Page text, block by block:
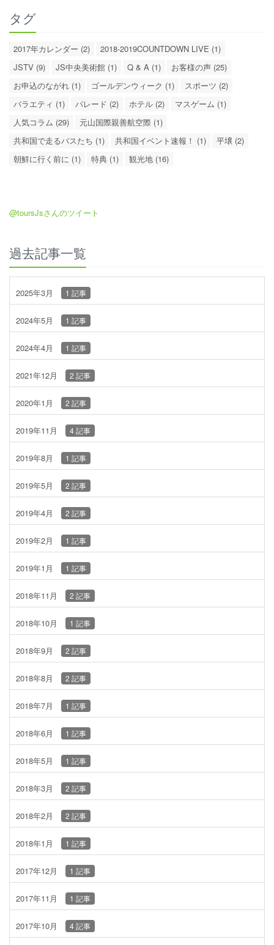
タグ
2017年カレンダー (2)
2018-2019COUNTDOWN LIVE (1)
JSTV (9)
JS中央美術館 (1) Q & A (1)
お客様の声 (25)
お申込のながれ (1)
ゴールデンウィーク (1)
スポーツ (2)
バラエティ (1)
パレード (2) ホテル (2)
マスゲーム (1)
人気コラム (29)
元山国際親善航空際 (1)
共和国で走るバスたち (1)
共和国イベント速報！ (1)
平壌 (2)
朝鮮に行く前に (1)
特典 (1) 観光地 (16)
@toursJsさんのツイート
過去記事一覧
2025年3月 1 記事
2024年5月 1 記事
2024年4月 1 記事
2021年12月 2 記事
2020年1月 2 記事
2019年11月 4 記事
2019年8月 1 記事
2019年5月 2 記事
2019年4月 2 記事
2019年2月 1 記事
2019年1月 1 記事
2018年11月 2 記事
2018年10月 1 記事
2018年9月 2 記事
2018年8月 2 記事
2018年7月 1 記事
2018年6月 1 記事
2018年5月 1 記事
2018年3月 2 記事
2018年2月 2 記事
2018年1月 1 記事
2017年12月 1 記事
2017年11月 1 記事
2017年10月 4 記事